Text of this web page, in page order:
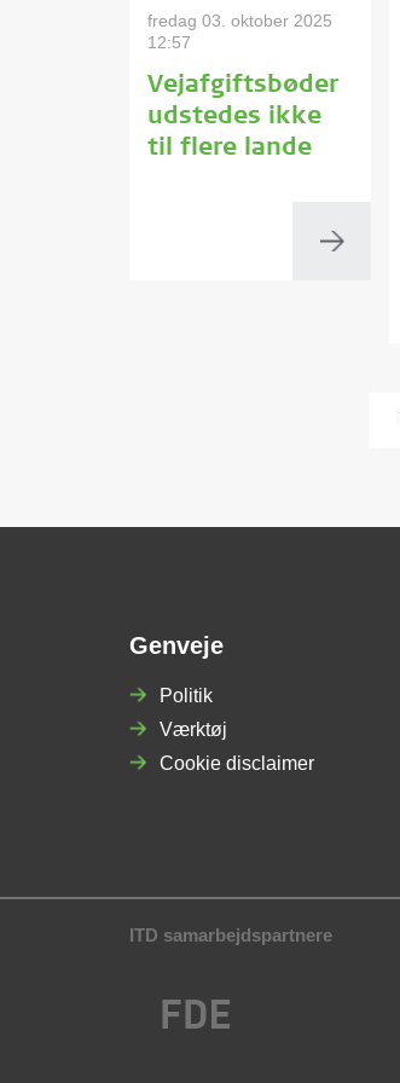
fredag 03. oktober 2025
12:57
Vejafgiftsbøder
udstedes ikke
til flere lande
Genveje
Politik
Værktøj
Cookie disclaimer
ITD samarbejdspartnere